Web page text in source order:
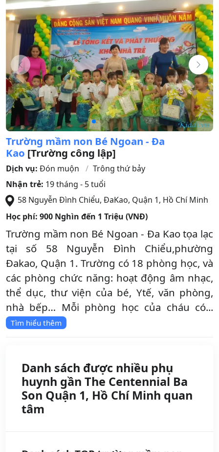
Trường mầm non Bé Ngoan - Đa
Kao [Trường công lập]
Dịch vụ: Đón muộn
Trông thứ bảy
Nhận trẻ: 19 tháng - 5 tuổi
58 Nguyễn Đình Chiểu, ĐaKao, Quận 1, Hồ Chí Minh
Học phí: 900 Nghìn đến 1 Triệu (VNĐ)
Trường mầm non Bé Ngoan - Đa Kao tọa lạc
tại số 58 Nguyễn Đình Chiểu,phường
Đakao, Quận 1. Trường có 18 phòng học, và
các phòng chức năng: hoạt động âm nhạc,
thể dục, thư viện của bé, Ytế, văn phòng,
nhà bếp… Mỗi phòng học của cháu có...
Tìm hiểu thêm
Danh sách được nhiều phụ
huynh gần The Centennial Ba
Son Quận 1, Hồ Chí Minh quan
tâm